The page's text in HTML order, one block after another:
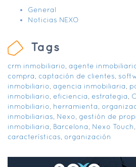
General
Noticias NEXO
Tags
crm inmobiliario, agente
compra, captación de clientes,
inmobiliario, agencia inmobiliaria,
inmobiliario, eficiencia, estrategia,
inmobiliario, herramienta,
inmobiliarias, Nexo, gestión de
inmobiliaria, Barcelona, Nexo Touch,
características, organización